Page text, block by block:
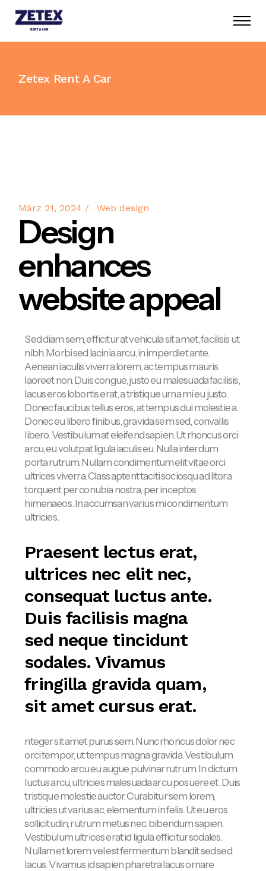
Zetex Rent A Car
März 21, 2024 Web design
Design
enhances
website appeal
Sed diam sem, efficitur at vehicula sit amet, facilisis ut
nibh. Morbi sed lacinia arcu, in imperdiet ante.
Aenean iaculis viverra lorem, ac tempus mauris
laoreet non. Duis congue, justo eu malesuada facilisis,
lacus eros lobortis erat, a tristique urna mi eu justo.
Donec faucibus tellus eros, at tempus dui molestie a.
Donec eu libero finibus, gravida sem sed, convallis
libero. Vestibulum at eleifend sapien. Ut rhoncus orci
arcu, eu volutpat ligula iaculis eu. Nulla interdum
porta rutrum. Nullam condimentum elit vitae orci
ultrices viverra. Class aptent taciti sociosqu ad litora
torquent per conubia nostra, per inceptos
himenaeos. In accumsan varius mi condimentum
ultricies.
Praesent lectus erat,
ultrices nec elit nec,
consequat luctus ante.
Duis facilisis magna
sed neque tincidunt
sodales. Vivamus
fringilla gravida quam,
sit amet cursus erat.
nteger sit amet purus sem. Nunc rhoncus dolor nec
orci tempor, ut tempus magna gravida. Vestibulum
commodo arcu eu augue pulvinar rutrum. In dictum
luctus arcu, ultricies malesuada arcu posuere et. Duis
tristique molestie auctor. Curabitur sem lorem,
ultricies ut varius ac, elementum in felis. Ut eu eros
sollicitudin, rutrum metus nec, bibendum sapien.
Vestibulum ultrices erat id ligula efficitur sodales.
Nullam et lorem vel est fermentum blandit sed sed
lacus. Vivamus id sapien pharetra lacus ornare